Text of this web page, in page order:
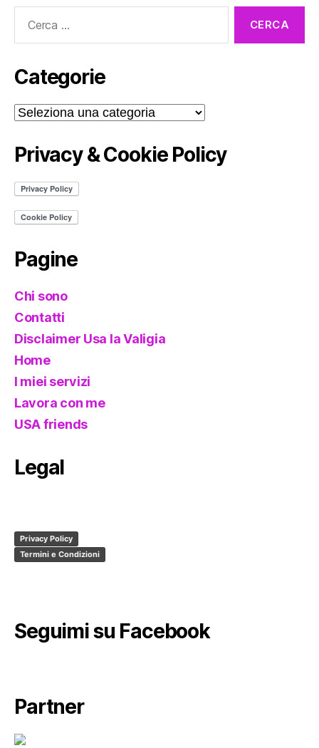
Categorie
Categorie
Privacy & Cookie Policy
Pagine
Chi sono
Contatti
Disclaimer Usa la Valigia
Home
I miei servizi
Lavora con me
USA friends
Legal
Privacy Policy
Termini e Condizioni
Seguimi su Facebook
Partner